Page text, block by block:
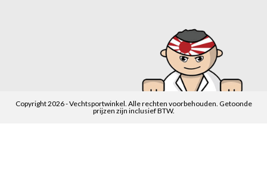
Copyright 2026 - Vechtsportwinkel. Alle rechten voorbehouden. Getoonde
prijzen zijn inclusief BTW.